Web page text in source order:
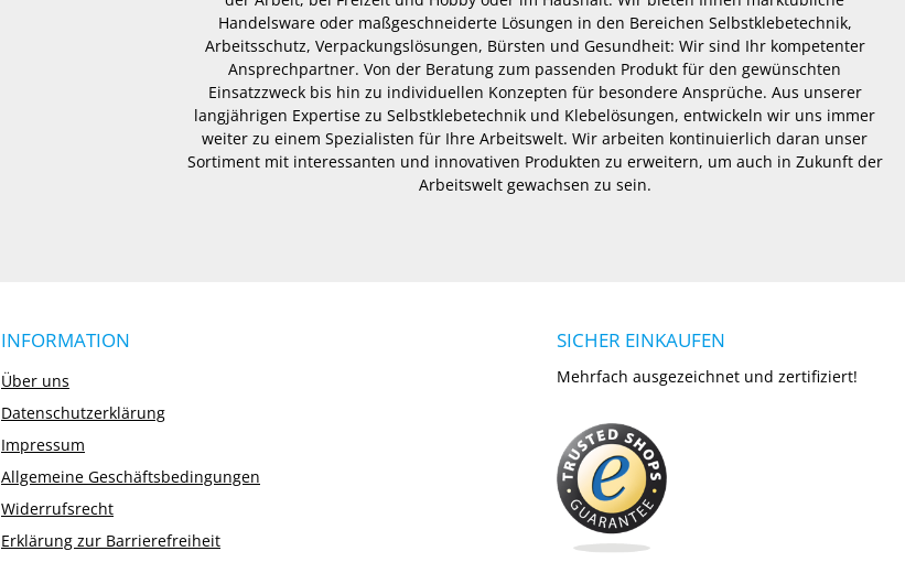
Handelsware oder maßgeschneiderte Lösungen in den Bereichen Selbstklebetechnik,
Arbeitsschutz, Verpackungslösungen, Bürsten und Gesundheit: Wir sind Ihr kompetenter
Ansprechpartner. Von der Beratung zum passenden Produkt für den gewünschten
Einsatzzweck bis hin zu individuellen Konzepten für besondere Ansprüche. Aus unserer
langjährigen Expertise zu Selbstklebetechnik und Klebelösungen, entwickeln wir uns immer
weiter zu einem Spezialisten für Ihre Arbeitswelt. Wir arbeiten kontinuierlich daran unser
Sortiment mit interessanten und innovativen Produkten zu erweitern, um auch in Zukunft der
Arbeitswelt gewachsen zu sein.
INFORMATION
Über uns
Datenschutzerklärung
Impressum
Allgemeine Geschäftsbedingungen
Widerrufsrecht
Erklärung zur Barrierefreiheit
SICHER EINKAUFEN
Mehrfach ausgezeichnet und zertifiziert!